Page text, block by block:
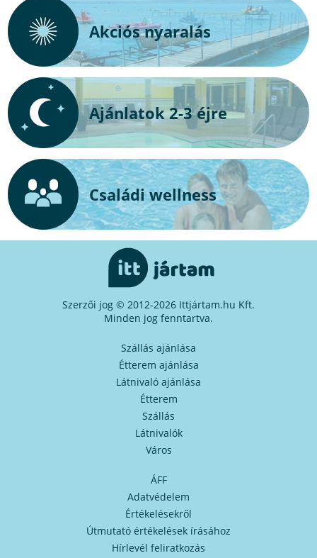
Akciós nyaralás
Ajánlatok 2-3 éjre
Családi wellness
Szerzői jog © 2012-2026 Ittjártam.hu Kft.
Minden jog fenntartva.
Szállás ajánlása
Étterem ajánlása
Látnivaló ajánlása
Étterem
Szállás
Látnivalók
Város
ÁFF
Adatvédelem
Értékelésekről
Útmutató értékelések írásához
Hírlevél feliratkozás